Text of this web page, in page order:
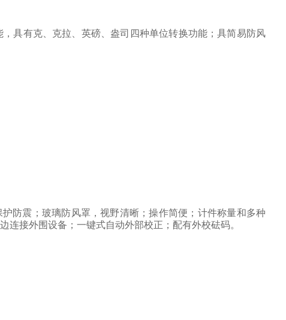
具有克、克拉、英磅、盎司四种单位转换功能；具简易防风
防震；玻璃防风罩，视野清晰；操作简便；计件称量和多种
接外围设备；一键式自动外部校正；配有外校砝码。